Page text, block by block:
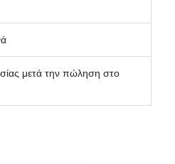
μετά την πώληση στο